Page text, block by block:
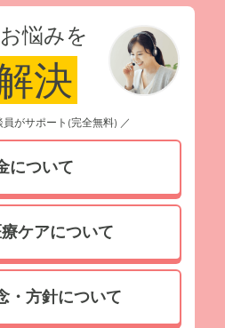
悩みを
決
がサポート(完全無料) ／
について
ケアについて
・方針について